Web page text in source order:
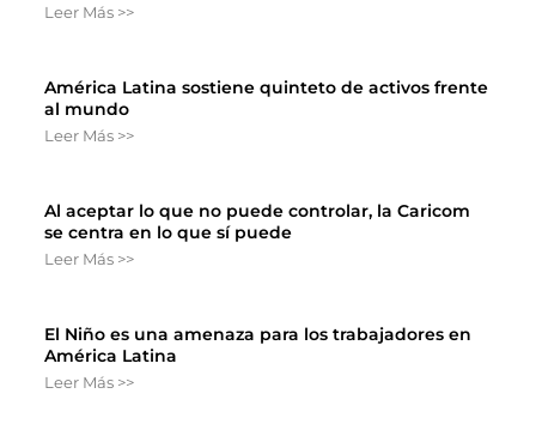
Leer Más >>
América Latina sostiene quinteto de activos frente
al mundo
Leer Más >>
Al aceptar lo que no puede controlar, la Caricom
se centra en lo que sí puede
Leer Más >>
El Niño es una amenaza para los trabajadores en
América Latina
Leer Más >>